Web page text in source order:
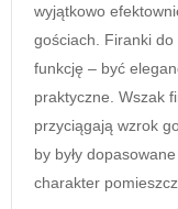
wyjątkowo
gościach. Firanki do
funkcję – być
praktyczne. Wszak
przyciągają wzrok
by były
charakter